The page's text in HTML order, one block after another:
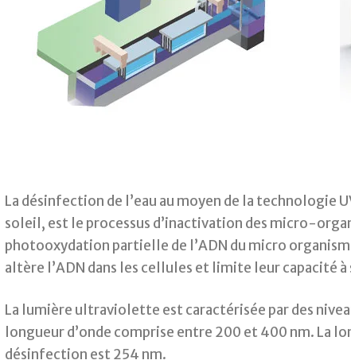
La désinfection de l’eau au moyen de la technologie
soleil, est le processus d’inactivation des micro-
photooxydation partielle de l’ADN du micro
altère l’ADN dans les cellules et limite leur capacité
La lumière ultraviolette est caractérisée par des
longueur d’onde comprise entre 200 et 400 nm. La
désinfection est 254 nm.